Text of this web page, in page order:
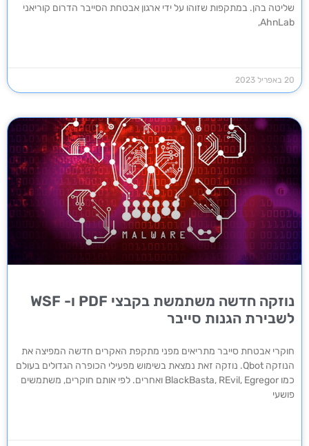
שליטה בהן. במתקפות שזוהו על ידי ארגון אבטחת הסייבר הדרום קוריאני
AhnLab,
20 באפריל 2023
נוזקה חדשה משתמשת בקבצי PDF ו- WSF
לשבירת הגנות סייבר
חוקרי אבטחת סייבר מתריאים מפני מתקפת האקרים חדשה המפיצה את
הנוזקה Qbot. נוזקה זאת נמצאת בשימוש מפעילי הכופרה הגדולים בעולם
כמו BlackBasta, REvil, Egregor ואחרים. לפי אותם חוקרים, משתמשים
פושעי